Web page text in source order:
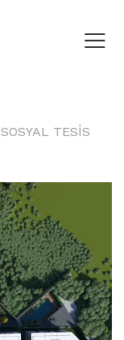
SOSYAL TESIS